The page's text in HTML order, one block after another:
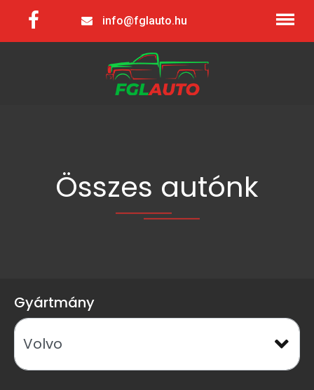
info@fglauto.hu
Összes autónk
Gyártmány